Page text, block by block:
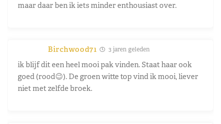
maar daar ben ik iets minder enthousiast over.
Birchwood71 3 jaren geleden
ik blijf dit een heel mooi pak vinden. Staat haar ook
goed (rood😉). De groen witte top vind ik mooi, liever
niet met zelfde broek.